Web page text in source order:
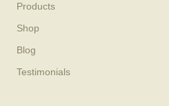
Products
Shop
Blog
Testimonials